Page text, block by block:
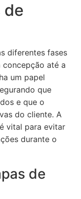
de
diferentes fases
até a
um papel
que
e que o
do cliente. A
vital para evitar
durante o
de